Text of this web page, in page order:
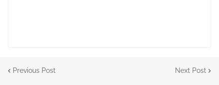
Previous Post Next Post